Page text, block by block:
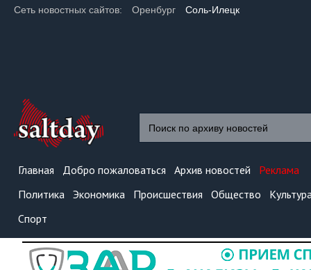
Сеть новостных сайтов: Оренбург Соль-Илецк
Главная Добро пожаловаться Архив новостей
Реклама
Политика Экономика Происшествия Общество
Спорт